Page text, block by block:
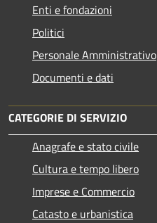
Enti e fondazioni
Politici
Personale Amministrativo
Documenti e dati
CATEGORIE DI SERVIZIO
Anagrafe e stato civile
Cultura e tempo libero
Imprese e Commercio
Catasto e urbanistica